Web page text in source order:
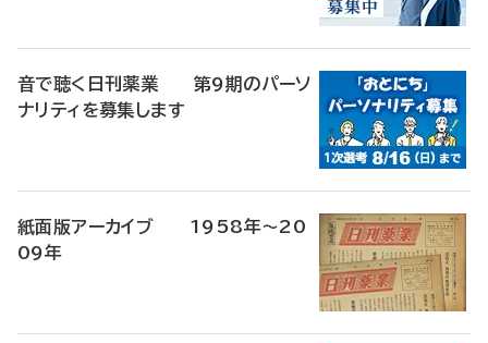
音で聴く日刊薬業 第9期のパーソ
ナリティを募集します
紙面版アーカイブ 1958年～20
09年